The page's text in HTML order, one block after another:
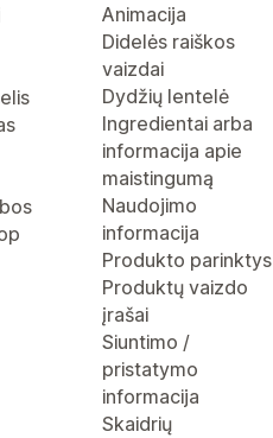
Animacija
Didelės raiškos
vaizdai
Dydžių lentelė
Ingredientai arba
informacija apie
maistingumą
Naudojimo
informacija
Produkto parinktys
Produktų vaizdo
įrašai
Siuntimo /
pristatymo
informacija
Skaidrių